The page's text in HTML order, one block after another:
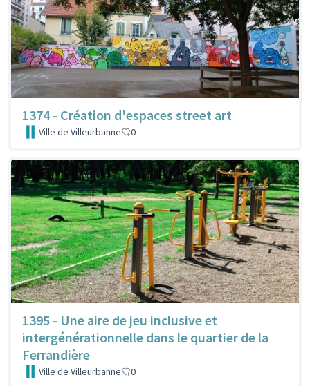
1374 - Création d'espaces street art
Ville de Villeurbanne 0
1395 - Une aire de jeu inclusive et
intergénérationnelle dans le quartier de la
Ferrandière
Ville de Villeurbanne 0